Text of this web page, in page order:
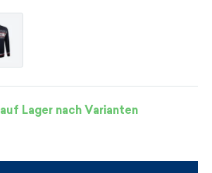
auf Lager nach Varianten